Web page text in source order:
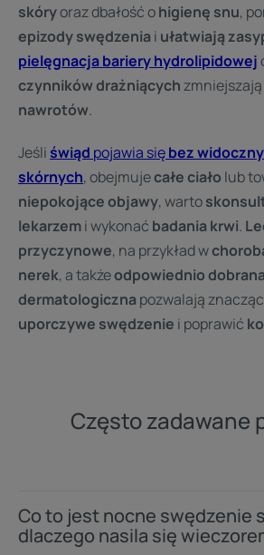
skóryoraz dbałość ohigienę snu,
epizody swędzenia i ułatwiają
pielęgnacja bariery hydrolipidowej
czynników drażniącychzmniejszają
nawrotów.
Jeśli świąd pojawia siębez
skórnych, obejmujecałe ciało lub
niepokojące objawy, warto
lekarzemi wykonać badania krwi.
przyczynowe, na przykład w
nerek, a takżeodpowiednio
dermatologiczna pozwalają
uporczywe swędzenie i poprawić
Często zadawane
Co to jest nocne swędzenie
dlaczego nasila się